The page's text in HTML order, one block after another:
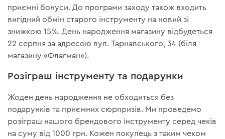
приємні бонуси. До програми заходу також входить
вигідний обмін старого інструменту на новий зі
знижкою 15%. День народження магазину відбудеться
22 серпня за адресою вул. Тарнавського, 34 (біля
магазину «Флагман»).
Розіграш інструменту та подарунки
Жоден день народження не обходиться без
подарунків та приємних сюрпризів. Ми проведемо
розіграш нашого брендового інструменту серед чеків
на суму від 1000 грн. Кожен покупець з таким чеком